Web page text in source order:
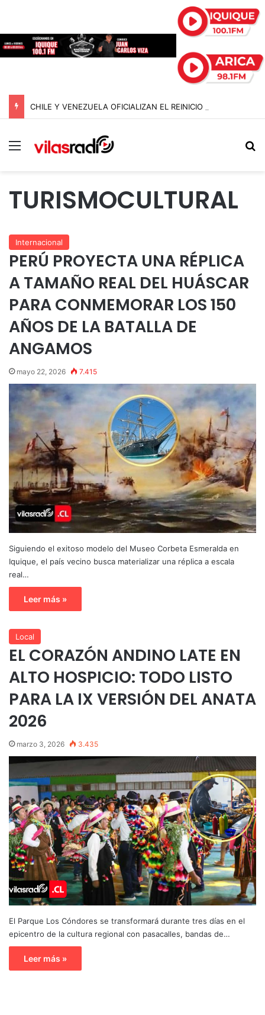
Menú
TURISMOCULTURAL
Internacional
PERÚ PROYECTA UNA RÉPLICA
A TAMAÑO REAL DEL HUÁSCAR
PARA CONMEMORAR LOS 150
AÑOS DE LA BATALLA DE
ANGAMOS
mayo 22, 2026 7.415
Siguiendo el exitoso modelo del Museo Corbeta Esmeralda en
Iquique, el país vecino busca materializar una réplica a escala
real…
Leer más »
Local
EL CORAZÓN ANDINO LATE EN
ALTO HOSPICIO: TODO LISTO
PARA LA IX VERSIÓN DEL ANATA
2026
marzo 3, 2026 3.435
El Parque Los Cóndores se transformará durante tres días en el
epicentro de la cultura regional con pasacalles, bandas de…
Leer más »